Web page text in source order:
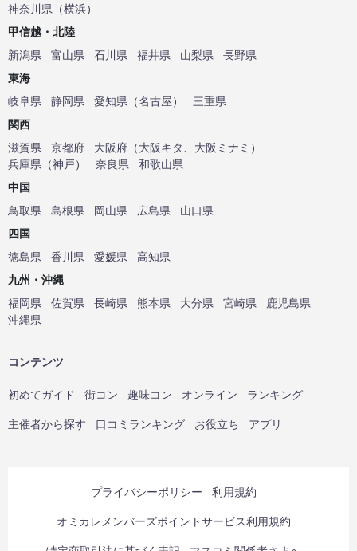
神奈川県 （横浜）
甲信越・北陸
新潟県
富山県 石川県 福井県 山梨県
長野県
東海
岐阜県
静岡県 愛知県 （名古屋）
三重県
関西
滋賀県
京都府 大阪府 （大阪キタ、 大阪ミナミ ）
兵庫県 （神戸） 奈良県
和歌山県
中国
鳥取県
島根県 岡山県 広島県
山口県
四国
徳島県
香川県 愛媛県
高知県
九州・沖縄
福岡県
佐賀県 長崎県 熊本県 大分県 宮崎県
鹿児島県
沖縄県
コンテンツ
初めてガイド 街コン 趣味コン オンライン ランキング
主催者から探す 口コミランキング お役立ち アプリ
プライバシーポリシー 利用規約
オミカレメンバーズポイントサービス利用規約